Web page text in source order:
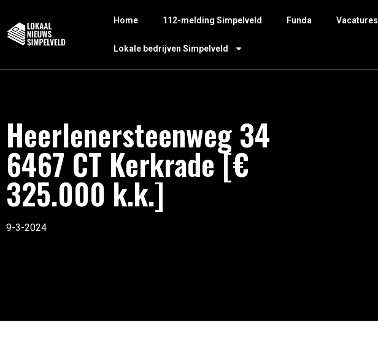
Home 112-melding Simpelveld Funda Vacatures
Lokale bedrijven Simpelveld
Heerlenersteenweg 34
6467 CT Kerkrade [€
325.000 k.k.]
9-3-2024